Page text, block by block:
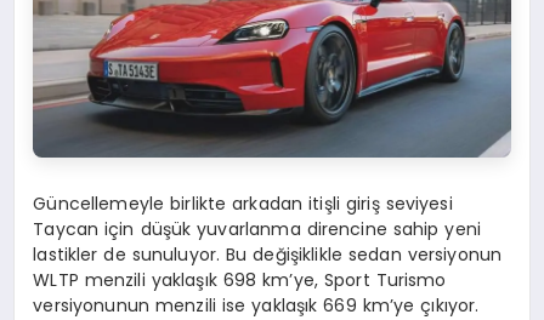
Güncellemeyle birlikte arkadan itişli giriş seviyesi
Taycan için düşük yuvarlanma direncine sahip yeni
lastikler de sunuluyor. Bu değişiklikle sedan versiyonun
WLTP menzili yaklaşık 698 km’ye, Sport Turismo
versiyonunun menzili ise yaklaşık 669 km’ye çıkıyor.